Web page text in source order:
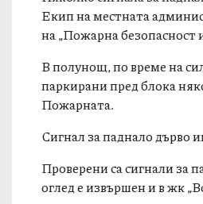
Няколко сигнала за
Няколко сигнала за
Екип на местната
на „Пожарна безопасност
В полунощ, по време на
паркирани пред блока
Сигнал за паднало дърво